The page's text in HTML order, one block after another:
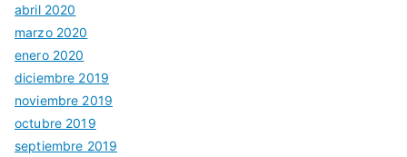
abril 2020
marzo 2020
enero 2020
diciembre 2019
noviembre 2019
octubre 2019
septiembre 2019